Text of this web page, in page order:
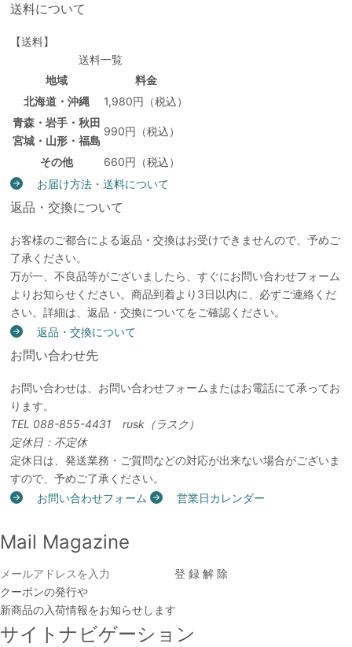
送料について
【送料】
送料一覧
地域
料金
北海道・沖縄
1,980円（税込）
青森・岩手・秋田
宮城・山形・福島
990円（税込）
その他
660円（税込）
お届け方法・送料について
返品・交換について
お客様のご都合による返品・交換はお受けできませんので、予めご
了承ください。
万が一、不良品等がございましたら、すぐにお問い合わせフォーム
よりお知らせください。商品到着より3日以内に、必ずご連絡くだ
さい。詳細は、返品・交換についてをご確認ください。
返品・交換について
お問い合わせ先
お問い合わせは、お問い合わせフォームまたはお電話にて承ってお
ります。
TEL 088-855-4431 rusk（ラスク）
定休日：不定休
定休日は、発送業務・ご質問などの対応が出来ない場合がございま
すので、予めご了承ください。
お問い合わせフォーム
営業日カレンダー
Mail Magazine
クーポンの発行や
新商品の入荷情報をお知らせします
サイトナビゲーション